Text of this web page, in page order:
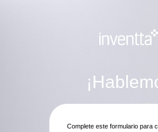
Complete este formulario para